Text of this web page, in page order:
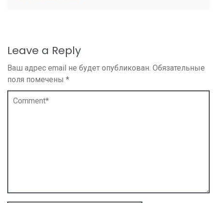
Leave a Reply
Ваш адрес email не будет опубликован. Обязательные
поля помечены *